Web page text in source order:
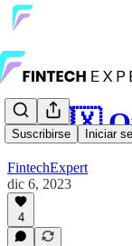
Suscribirse Iniciar
🚀 🇲🇽
FintechExpert
dic 6, 2023
4